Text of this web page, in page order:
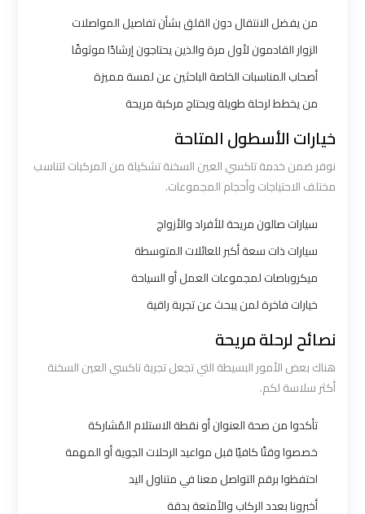
من يفضل الانتقال دون القلق بشأن تفاصيل المواصلات
الزوار القادمون لأول مرة والذين يحتاجون إرشادًا موثوقًا
أصحاب المناسبات الخاصة الباحثين عن لمسة مميزة
من يخطط لرحلة طويلة ويحتاج مركبة مريحة
خيارات الأسطول المتاحة
نوفر ضمن خدمة تاكسي العين السخنة تشكيلة من المركبات لتناسب
مختلف الاحتياجات وأحجام المجموعات.
سيارات صالون مريحة للأفراد والأزواج
سيارات ذات سعة أكبر للعائلات المتوسطة
ميكروباصات لمجموعات العمل أو السياحة
خيارات فاخرة لمن يبحث عن تجربة راقية
نصائح لرحلة مريحة
هناك بعض الأمور البسيطة التي تجعل تجربة تاكسي العين السخنة
أكثر سلاسة لكم.
تأكدوا من صحة العنوان أو نقطة الاستلام المُشاركة
خصصوا وقتًا كافيًا قبل مواعيد الرحلات الجوية أو المهمة
احتفظوا برقم التواصل معنا في متناول اليد
أخبرونا بعدد الركاب والأمتعة بدقة
اسكندرية
ليموزين
الإسكندرية
الاسكندرية
القاهرة
ليموزين
الاسكندريه